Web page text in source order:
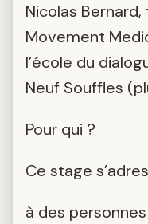
Nicolas
Movement
l’école du
Neuf Souffles
Pour qui ?
Ce stage
à des